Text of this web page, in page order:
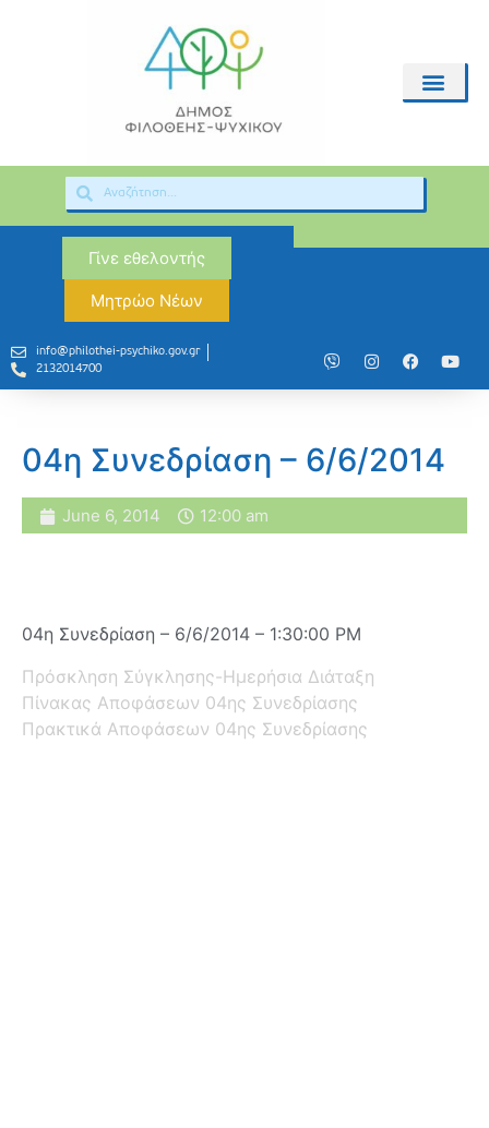
Γίνε εθελοντής
Μητρώο Νέων
info@philothei-psychiko.gov.gr
2132014700
04η Συνεδρίαση – 6/6/2014
June 6, 2014 12:00 am
04η Συνεδρίαση – 6/6/2014 – 1:30:00 PM
Πρόσκληση Σύγκλησης-Ημερήσια Διάταξη
Πίνακας Αποφάσεων 04ης Συνεδρίασης
Πρακτικά Αποφάσεων 04ης Συνεδρίασης